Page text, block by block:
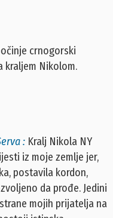
crnogorski
kraljem Nikolom.
: Kralj Nikola NY
iz moje zemlje jer,
postavila kordon,
da prođe. Jedini
mojih prijatelja na